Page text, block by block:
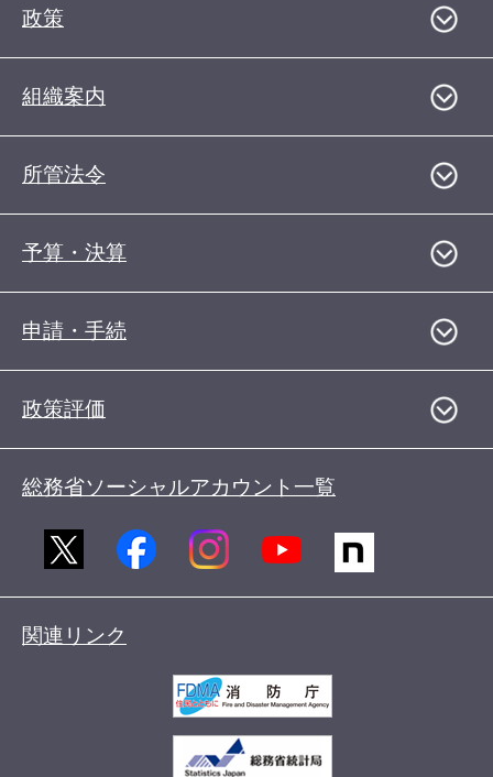
政策
組織案内
所管法令
予算・決算
申請・手続
政策評価
総務省ソーシャルアカウント一覧
関連リンク